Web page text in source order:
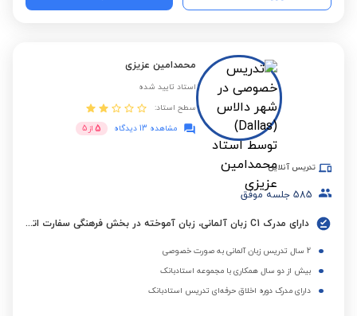
محمدامین عزیزی
استاد تایید شده
سطح استاد:
مشاهده 13 دیدگاه
5 از 5
تدریس آنلاین
585 جلسه موفق
دارای مدرک C1 زبان آلمانی، زبان آموخته در بخش فرهنگی سفارت اتریش (ÖKF) با نمرات ترمیک ممتاز
2 سال تدریس زبان آلمانی به صورت خصوصی
بیش از دو سال همکاری با مجموعه استادبانک
دارای مدرک دوره اخلاق حرفه‌ای تدریس استادبانک